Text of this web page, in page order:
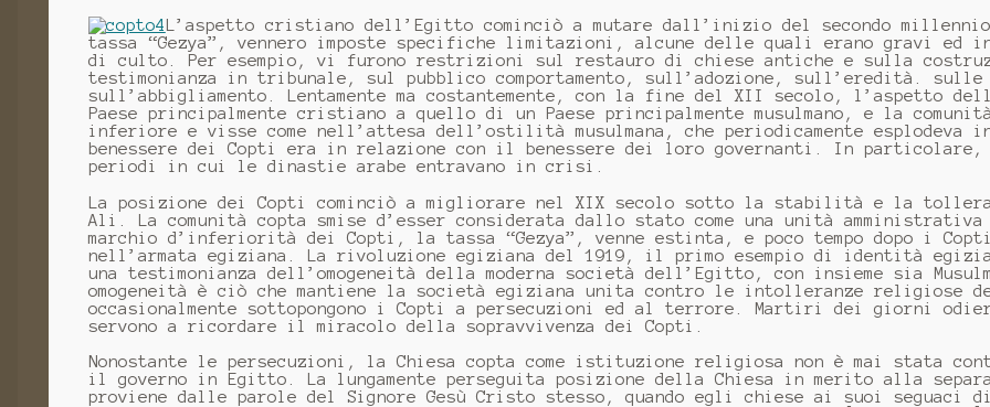
L’aspetto cristiano dell’Egitto cominciò a mutare dall’inizio del secondo
tassa “Gezya”, vennero imposte specifiche limitazioni, alcune delle quali erano gravi
di culto. Per esempio, vi furono restrizioni sul restauro di chiese antiche e sulla
testimonianza in tribunale, sul pubblico comportamento, sull’adozione, sull’eredità.
sull’abbigliamento. Lentamente ma costantemente, con la fine del XII secolo, l’aspetto
Paese principalmente cristiano a quello di un Paese principalmente musulmano, e la
inferiore e visse come nell’attesa dell’ostilità musulmana, che periodicamente esplodeva
benessere dei Copti era in relazione con il benessere dei loro governanti. In
periodi in cui le dinastie arabe entravano in crisi.
La posizione dei Copti cominciò a migliorare nel XIX secolo sotto la stabilità e la
Ali. La comunità copta smise d’esser considerata dallo stato come una unità
marchio d’inferiorità dei Copti, la tassa “Gezya”, venne estinta, e poco tempo dopo i
nell’armata egiziana. La rivoluzione egiziana del 1919, il primo esempio di identità
una testimonianza dell’omogeneità della moderna società dell’Egitto, con insieme sia
omogeneità è ciò che mantiene la società egiziana unita contro le intolleranze religiose
occasionalmente sottopongono i Copti a persecuzioni ed al terrore. Martiri dei giorni
servono a ricordare il miracolo della sopravvivenza dei Copti.
Nonostante le persecuzioni, la Chiesa copta come istituzione religiosa non è mai stata
il governo in Egitto. La lungamente perseguita posizione della Chiesa in merito alla
proviene dalle parole del Signore Gesù Cristo stesso, quando egli chiese ai suoi